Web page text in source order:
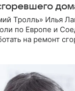
Тролль» Илья
по Европе и
на ремонт